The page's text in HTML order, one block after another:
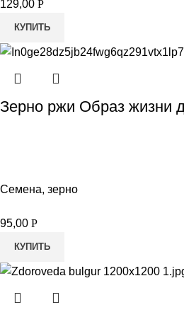
129,00 Р
КУПИТЬ
Зерно ржи Образ жизни
Семена, зерно
95,00 Р
КУПИТЬ